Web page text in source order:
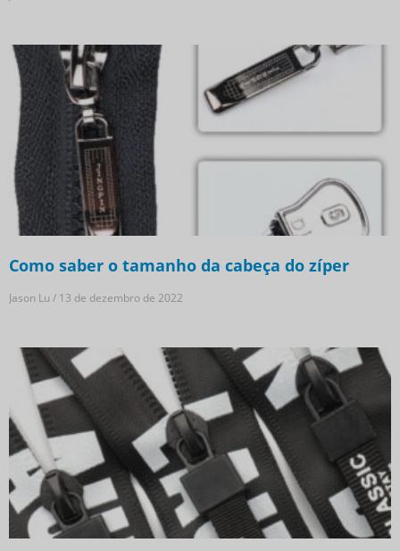
Como saber o tamanho da cabeça do zíper
Jason Lu 13 de dezembro de 2022